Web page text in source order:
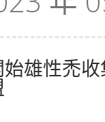
雄性禿